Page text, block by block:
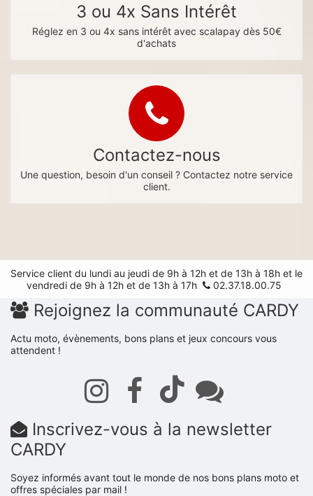
3 ou 4x Sans Intérêt
Réglez en 3 ou 4x sans intérêt avec scalapay dès 50€
d'achats
Contactez-nous
Une question, besoin d'un conseil ? Contactez notre service
client.
Service client du lundi au jeudi de 9h à 12h et de 13h à 18h et le
vendredi de 9h à 12h et de 13h à 17h
02.37.18.00.75
Rejoignez la communauté CARDY
Actu moto, évènements, bons plans et jeux concours vous
attendent !
Inscrivez-vous à la newsletter
CARDY
Soyez informés avant tout le monde de nos bons plans moto et
offres spéciales par mail !